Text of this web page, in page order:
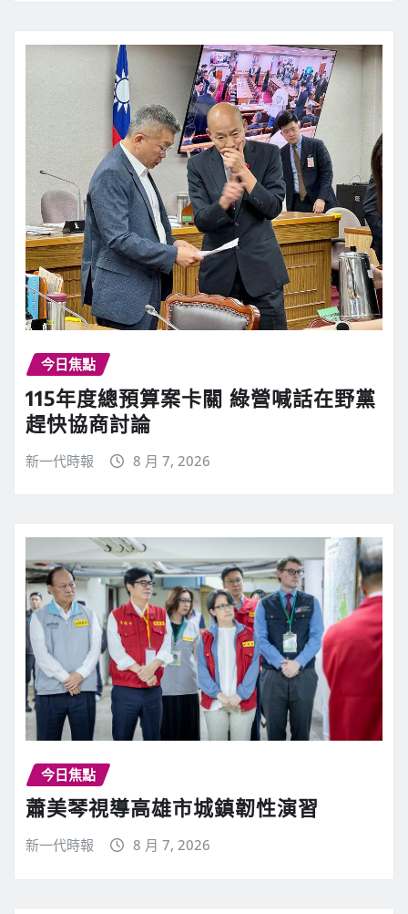
今日焦點
115年度總預算案卡關 綠營喊話在野黨
趕快協商討論
新一代時報 8 月 7, 2026
今日焦點
蕭美琴視導高雄市城鎮韌性演習
新一代時報 8 月 7, 2026